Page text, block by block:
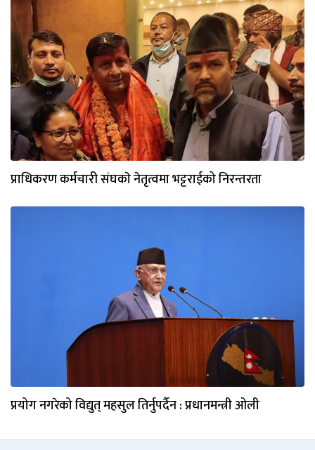
प्राधिकरण कर्मचारी संघकाे नेतृत्वमा भट्टराईको निरन्तरता
प्रयोग नगरेको विद्युत् महसुल तिर्नुपर्दैन : प्रधानमन्त्री ओली